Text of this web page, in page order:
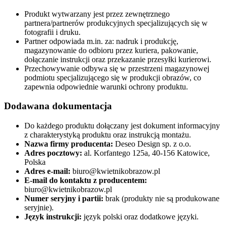
Produkt wytwarzany jest przez zewnętrznego
partnera/partnerów produkcyjnych specjalizujących się w
fotografii i druku.
Partner odpowiada m.in. za: nadruk i produkcję,
magazynowanie do odbioru przez kuriera, pakowanie,
dołączanie instrukcji oraz przekazanie przesyłki kurierowi.
Przechowywanie odbywa się w przestrzeni magazynowej
podmiotu specjalizującego się w produkcji obrazów, co
zapewnia odpowiednie warunki ochrony produktu.
Dodawana dokumentacja
Do każdego produktu dołączany jest dokument informacyjny
z charakterystyką produktu oraz instrukcją montażu.
Nazwa firmy producenta: Deseo Design sp. z o.o.
Adres pocztowy: al. Korfantego 125a, 40-156 Katowice,
Polska
Adres e-mail: biuro@kwietnikobrazow.pl
E-mail do kontaktu z producentem:
biuro@kwietnikobrazow.pl
Numer seryjny i partii: brak (produkty nie są produkowane
seryjnie).
Język instrukcji: język polski oraz dodatkowe języki.